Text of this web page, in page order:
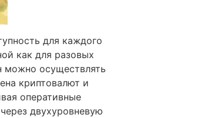
для каждого
как для разовых
можно осуществлять
криптовалют и
оперативные
двухуровневую